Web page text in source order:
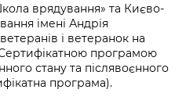
переміщених
дій чи
інформації
запитів на
воєнного
coverage of
martial law
for mass
врядування» та Києво-
імені Андрія
і ветеранок на
програмою
стану та післявоєнного
програма).